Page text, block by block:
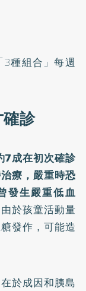
種組合」每週
診
7成在初次確診
療，嚴重時恐
發生嚴重低血
由於孩童活動量
發作，可能造
於成因和胰島